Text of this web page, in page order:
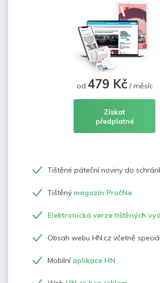
od 479 Kč/ měsíc
Získat
předplatné
Tištěné páteční noviny do
Tištěný magazín PročNe
Elektronická verze tištěných
Obsah webu HN.cz včetně
Mobilní aplikace HN